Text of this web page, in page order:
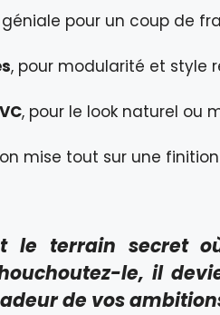
géniale pour un coup de
, pour modularité et style
, pour le look naturel ou
mise tout sur une
le terrain secret
le, il
de vos